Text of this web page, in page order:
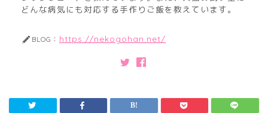
どんな病気にも対応する手作りご飯を教えています。
BLOG： https://nekogohan.net/